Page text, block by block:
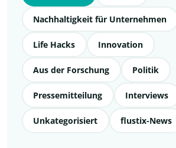
Nachhaltigkeit für Unternehmen
Life Hacks Innovation
Aus der Forschung Politik
Pressemitteilung Interviews
Unkategorisiert flustix-News